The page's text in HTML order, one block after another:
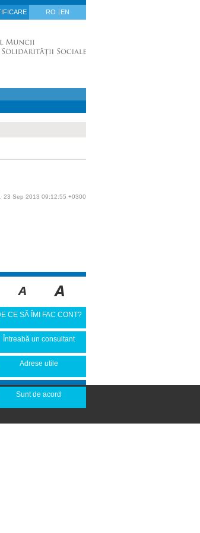
RO EN
23 Sep 2013 09:12:55 +0300
CE SĂ ÎMI FAC CONT?
Întreabă un consultant
Adrese utile
Sunt de acord